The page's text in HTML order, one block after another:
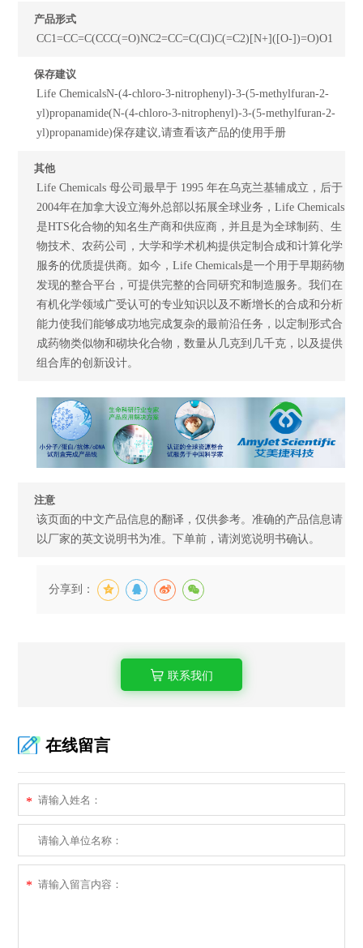
产品形式
CC1=CC=C(CCC(=O)NC2=CC=C(Cl)C(=C2)[N+]([O-])=O)O1
保存建议
Life ChemicalsN-(4-chloro-3-nitrophenyl)-3-(5-methylfuran-2-
yl)propanamide(N-(4-chloro-3-nitrophenyl)-3-(5-methylfuran-2-
yl)propanamide)保存建议,请查看该产品的使用手册
其他
Life Chemicals 母公司最早于 1995 年在乌克兰基辅成立，后于
2004年在加拿大设立海外总部以拓展全球业务，Life Chemicals
是HTS化合物的知名生产商和供应商，并且是为全球制药、生
物技术、农药公司，大学和学术机构提供定制合成和计算化学
服务的优质提供商。如今，Life Chemicals是一个用于早期药物
发现的整合平台，可提供完整的合同研究和制造服务。我们在
有机化学领域广受认可的专业知识以及不断增长的合成和分析
能力使我们能够成功地完成复杂的最前沿任务，以定制形式合
成药物类似物和砌块化合物，数量从几克到几千克，以及提供
组合库的创新设计。
注意
该页面的中文产品信息的翻译，仅供参考。准确的产品信息请
以厂家的英文说明书为准。下单前，请浏览说明书确认。
分享到：
联系我们
在线留言
*
*